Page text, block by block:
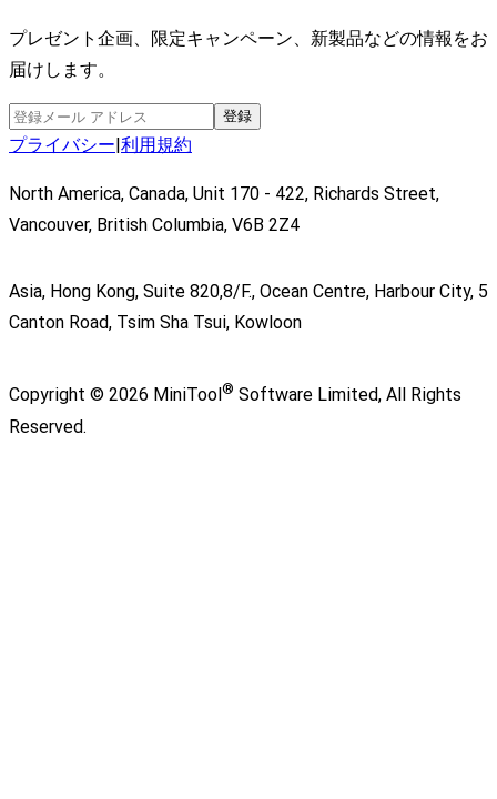
プレゼント企画、限定キャンペーン、新製品などの情報をお
届けします。
登録
プライバシー 利用規約
North America, Canada, Unit 170 - 422, Richards Street,
Vancouver, British Columbia, V6B 2Z4
Asia, Hong Kong, Suite 820,8/F., Ocean Centre, Harbour City, 5
Canton Road, Tsim Sha Tsui, Kowloon
Copyright © 2026 MiniTool® Software Limited, All Rights
Reserved.